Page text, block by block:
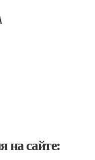
на сайте: